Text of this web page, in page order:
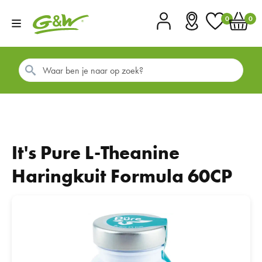
0 0
It's Pure L-Theanine
Haringkuit Formula 60CP